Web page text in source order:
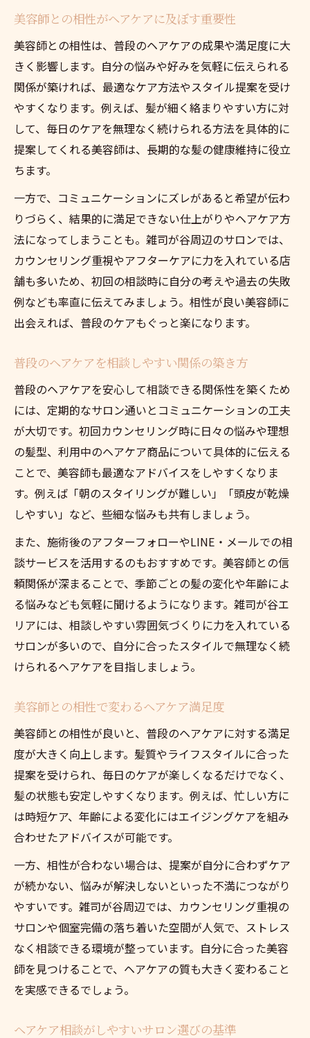
美容師との相性がヘアケアに及ぼす重要性
美容師との相性は、普段のヘアケアの成果や満足度に大
きく影響します。自分の悩みや好みを気軽に伝えられる
関係が築ければ、最適なケア方法やスタイル提案を受け
やすくなります。例えば、髪が細く絡まりやすい方に対
して、毎日のケアを無理なく続けられる方法を具体的に
提案してくれる美容師は、長期的な髪の健康維持に役立
ちます。
一方で、コミュニケーションにズレがあると希望が伝わ
りづらく、結果的に満足できない仕上がりやヘアケア方
法になってしまうことも。雑司が谷周辺のサロンでは、
カウンセリング重視やアフターケアに力を入れている店
舗も多いため、初回の相談時に自分の考えや過去の失敗
例なども率直に伝えてみましょう。相性が良い美容師に
出会えれば、普段のケアもぐっと楽になります。
普段のヘアケアを相談しやすい関係の築き方
普段のヘアケアを安心して相談できる関係性を築くため
には、定期的なサロン通いとコミュニケーションの工夫
が大切です。初回カウンセリング時に日々の悩みや理想
の髪型、利用中のヘアケア商品について具体的に伝える
ことで、美容師も最適なアドバイスをしやすくなりま
す。例えば「朝のスタイリングが難しい」「頭皮が乾燥
しやすい」など、些細な悩みも共有しましょう。
また、施術後のアフターフォローやLINE・メールでの相
談サービスを活用するのもおすすめです。美容師との信
頼関係が深まることで、季節ごとの髪の変化や年齢によ
る悩みなども気軽に聞けるようになります。雑司が谷エ
リアには、相談しやすい雰囲気づくりに力を入れている
サロンが多いので、自分に合ったスタイルで無理なく続
けられるヘアケアを目指しましょう。
美容師との相性で変わるヘアケア満足度
美容師との相性が良いと、普段のヘアケアに対する満足
度が大きく向上します。髪質やライフスタイルに合った
提案を受けられ、毎日のケアが楽しくなるだけでなく、
髪の状態も安定しやすくなります。例えば、忙しい方に
は時短ケア、年齢による変化にはエイジングケアを組み
合わせたアドバイスが可能です。
一方、相性が合わない場合は、提案が自分に合わずケア
が続かない、悩みが解決しないといった不満につながり
やすいです。雑司が谷周辺では、カウンセリング重視の
サロンや個室完備の落ち着いた空間が人気で、ストレス
なく相談できる環境が整っています。自分に合った美容
師を見つけることで、ヘアケアの質も大きく変わること
を実感できるでしょう。
ヘアケア相談がしやすいサロン選びの基準